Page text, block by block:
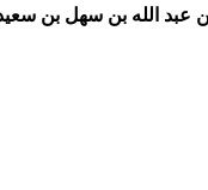
الله بن سهل بن سعيد